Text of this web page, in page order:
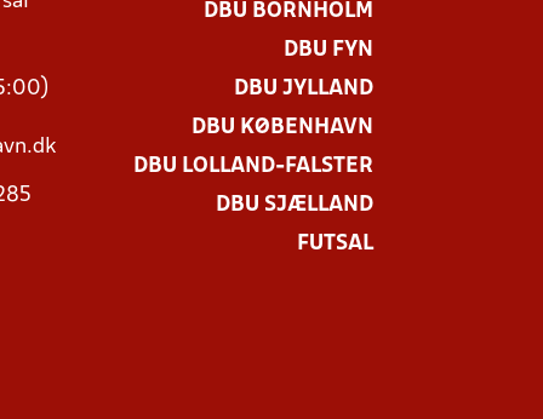
DBU BORNHOLM
DBU FYN
DBU JYLLAND
DBU KØBENHAVN
DBU LOLLAND-FALSTER
DBU SJÆLLAND
FUTSAL